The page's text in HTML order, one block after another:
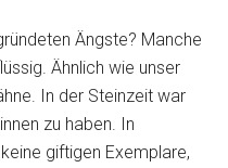
Ängste? Manche
Ähnlich wie unser
In der Steinzeit war
zu haben. In
giftigen Exemplare,